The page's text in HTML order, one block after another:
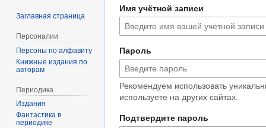
к
навигации
к
поиску
Имя учётной записи
Пароль
Рекомендуем использовать
используете на других сайтах.
Подтвердите пароль
Заглавная страница
Персоналии
Персоны по алфавиту
Книжные издания по
авторам
Периодика
Издания
Фантастика в
периодике